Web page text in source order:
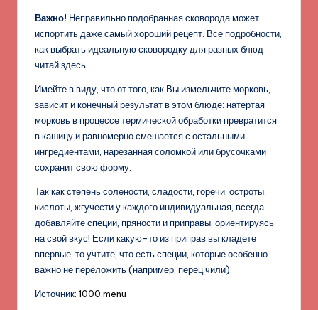
Важно! Неправильно подобранная сковорода может
испортить даже самый хороший рецепт. Все подробности,
как выбрать идеальную сковородку для разных блюд
читай здесь.
Имейте в виду, что от того, как Вы измельчите морковь,
зависит и конечный результат в этом блюде: натертая
морковь в процессе термической обработки превратится
в кашицу и равномерно смешается с остальными
ингредиентами, нарезанная соломкой или брусочками
сохранит свою форму.
Так как степень солености, сладости, горечи, остроты,
кислоты, жгучести у каждого индивидуальная, всегда
добавляйте специи, пряности и приправы, ориентируясь
на свой вкус! Если какую-то из приправ вы кладете
впервые, то учтите, что есть специи, которые особенно
важно не переложить (например, перец чили).
Источник: 1000.menu